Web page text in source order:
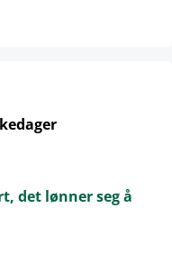
det lønner seg å